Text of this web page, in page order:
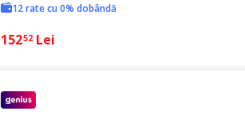
12 rate cu 0% dobândă
15252 Lei